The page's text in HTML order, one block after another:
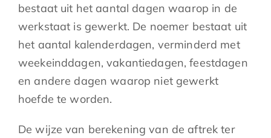
bestaat uit het aantal dagen waarop in de
werkstaat is gewerkt. De noemer bestaat uit
het aantal kalenderdagen, verminderd met
weekeinddagen, vakantiedagen, feestdagen
en andere dagen waarop niet gewerkt
hoefde te worden.
De wijze van berekening van de aftrek ter